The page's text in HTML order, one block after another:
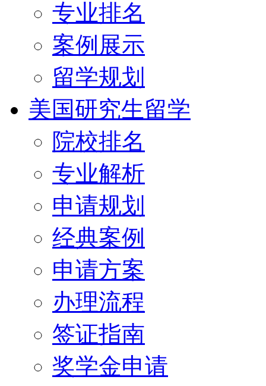
专业排名
案例展示
留学规划
美国研究生留学
院校排名
专业解析
申请规划
经典案例
申请方案
办理流程
签证指南
奖学金申请